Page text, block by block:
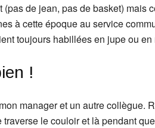
de jean, pas de basket) mais
à cette époque au service
toujours habillées en jupe ou en
!
manager et un autre collègue.
le couloir et là pendant